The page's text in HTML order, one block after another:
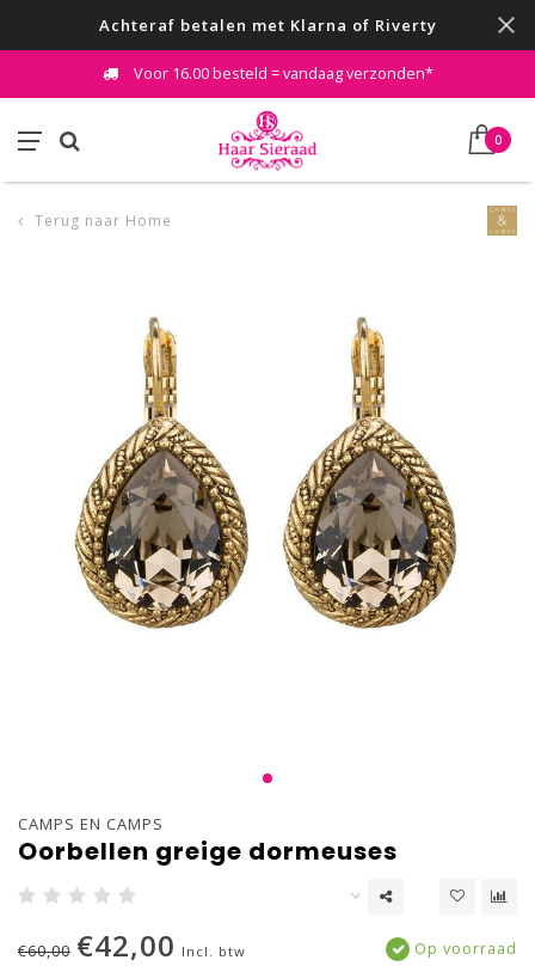
Achteraf betalen met Klarna of Riverty
Voor 16.00 besteld = vandaag verzonden*
0
Terug naar Home
CAMPS EN CAMPS
Oorbellen greige dormeuses
€60,00 €42,00 Incl. btw Op voorraad